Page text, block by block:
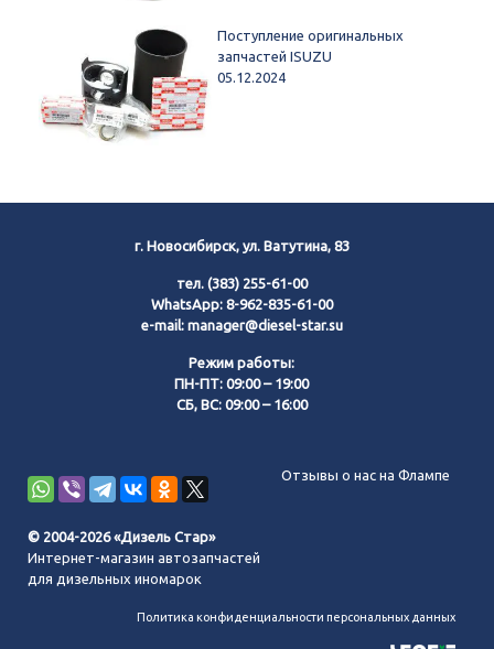
Поступление оригинальных
запчастей ISUZU
05.12.2024
г. Новосибирск, ул. Ватутина, 83
тел. (383) 255-61-00
WhatsApp: 8-962-835-61-00
e-mail: manager@diesel-star.su
Режим работы:
ПН-ПТ: 09:00 – 19:00
СБ, ВС: 09:00 – 16:00
Отзывы о нас на Флампе
© 2004-2026 «Дизель Стар»
Интернет-магазин автозапчастей
для дизельных иномарок
Политика конфиденциальности персональных данных